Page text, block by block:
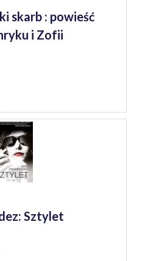
skarb : powieść
i Zofii
Sztylet